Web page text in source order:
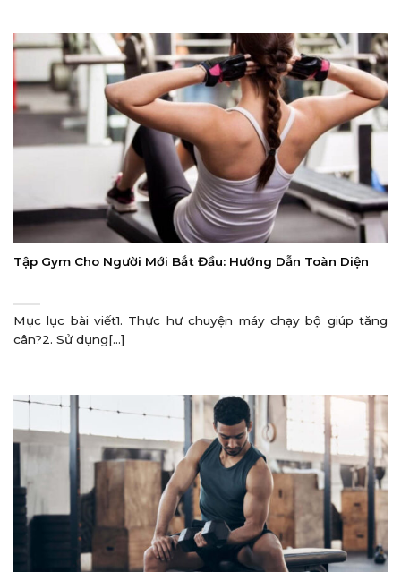
Tập Gym Cho Người Mới Bắt Đầu: Hướng Dẫn Toàn Diện
Mục lục bài viết1. Thực hư chuyện máy chạy bộ giúp tăng
cân?2. Sử dụng[...]